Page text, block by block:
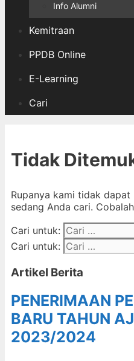
Info Alumni
Kemitraan
PPDB Online
E-Learning
Cari
Tidak
Rupanya kami tidak dapat
sedang Anda cari.
Cari untuk:
Cari untuk:
Artikel Berita
PENERIMAAN
BARU TAHUN
2023/2024